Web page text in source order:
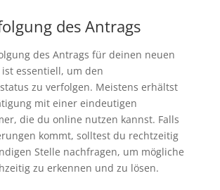
des Antrags
des Antrags für deinen neuen
essentiell, um den
zu verfolgen. Meistens erhältst
mit einer eindeutigen
die du online nutzen kannst. Falls
kommt, solltest du rechtzeitig
Stelle nachfragen, um mögliche
zu erkennen und zu lösen.